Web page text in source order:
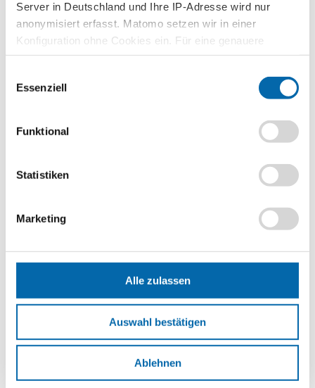
Server in Deutschland und Ihre IP-Adresse wird nur
anonymisiert erfasst. Matomo setzen wir in einer
Konfiguration ohne Cookies ein. Für eine genauere
Analyse bitte wir Sie, auch den optional wählbaren
Essenziell
Funktional
Statistiken
Marketing
Alle zulassen
Auswahl bestätigen
Ablehnen
Kompetenzen
Die Schülerinnen und Schüler …
logistische Abläufe.
Methoden
Format
Internationale Wertschöpfungskette
Erscheinungsjahr
Planspiele